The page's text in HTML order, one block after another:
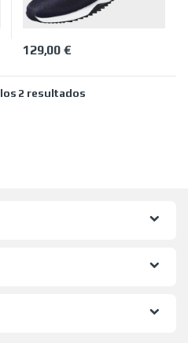
variantes. Las opciones se
129,00€
Este producto tiene múltiples
2 resultadosOrdenado por